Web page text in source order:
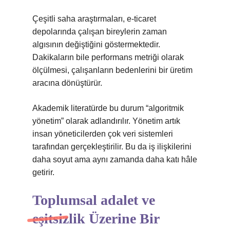
Çeşitli saha araştırmaları, e-ticaret
depolarında çalışan bireylerin zaman
algısının değiştiğini göstermektedir.
Dakikaların bile performans metriği olarak
ölçülmesi, çalışanların bedenlerini bir üretim
aracına dönüştürür.
Akademik literatürde bu durum “algoritmik
yönetim” olarak adlandırılır. Yönetim artık
insan yöneticilerden çok veri sistemleri
tarafından gerçekleştirilir. Bu da iş ilişkilerini
daha soyut ama aynı zamanda daha katı hâle
getirir.
Toplumsal adaletve
eşitsizlik Üzerine Bir